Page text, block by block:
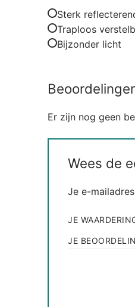
Sterk
Traploos
Bijzonder licht
Er zijn nog geen
Wees de
Je e-
JE
JE